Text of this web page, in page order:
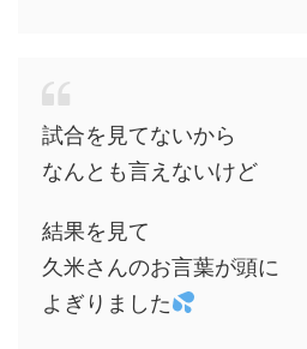
試合を見てないから
なんとも言えないけど
結果を見て
久米さんのお言葉が頭に
よぎりました